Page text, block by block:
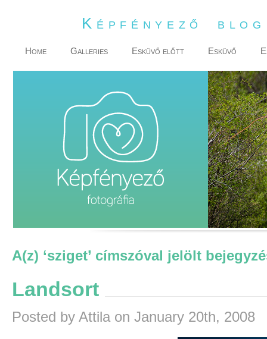
Képfényező
Home Galleries Esküvő előtt Esküvő
A(z) ‘sziget’ címszóval jelölt
Landsort
Posted by Attila on January 20th, 2008